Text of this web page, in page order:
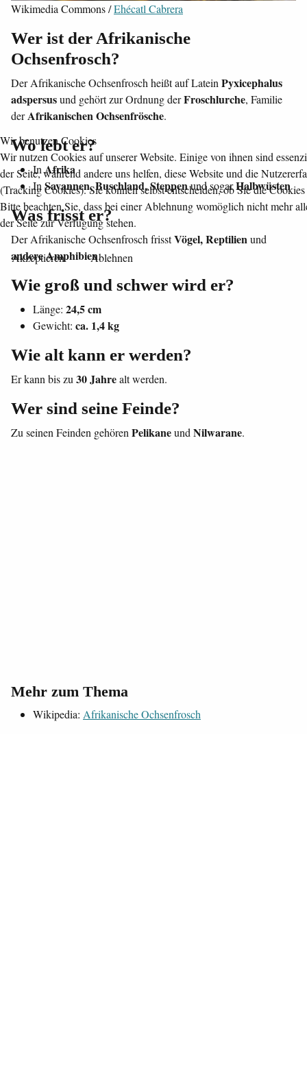
Wikimedia Commons /Ehécatl Cabrera
Wer ist der Afrikanische
Ochsenfrosch?
Der Afrikanische Ochsenfrosch heißt auf Latein Pyxicephalus
adspersusund gehört zur Ordnung derFroschlurche, Familie
derAfrikanischen Ochsenfrösche.
Wo lebt er?
InAfrika
In Savannen, Buschland, Steppenund sogarHalbwüsten
Was frisst er?
Der Afrikanische Ochsenfrosch frisstVögel, Reptilienund
andere Amphibien.
Wie groß und schwer wird er?
Länge: 24,5 cm
Gewicht: ca. 1,4 kg
Wie alt kann er werden?
Er kann bis zu 30 Jahrealt werden.
Wer sind seine Feinde?
Zu seinen Feinden gehören Pelikaneund Nilwarane.
Mehr zum Thema
Wikipedia: Afrikanische Ochsenfrosch
Wir benutzen Cookies
Wir nutzen Cookies auf unserer Website. Einige von ihnen sind
der Seite, während andere uns helfen, diese Website und die
(Tracking Cookies). Sie können selbst entscheiden, ob Sie die
Bitte beachten Sie, dass bei einer Ablehnung womöglich nicht mehr
der Seite zur Verfügung stehen.
Akzeptieren Ablehnen